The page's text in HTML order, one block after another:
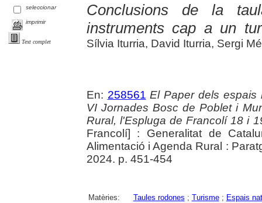
seleccionar
imprimir
Text complet
Conclusions de la
instruments cap a un
Sílvia Iturria, David Iturria, Sergi
En: 258561 El Paper dels espais
VI Jornades Bosc de Poblet i
Rural, l'Espluga de Francolí 18 i
Francolí] : Generalitat de
Alimentació i Agenda Rural :
2024. p. 451-454
Matèries: Taules rodones ; Turisme; Espais